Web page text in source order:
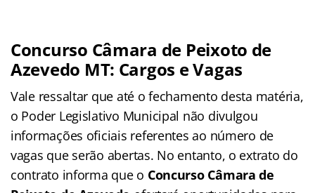
Concurso Câmara de Peixoto de
Azevedo MT: Cargos e Vagas
Vale ressaltar que até o fechamento desta matéria,
o Poder Legislativo Municipal não divulgou
informações oficiais referentes ao número de
vagas que serão abertas. No entanto, o extrato do
contrato informa que o Concurso Câmara de